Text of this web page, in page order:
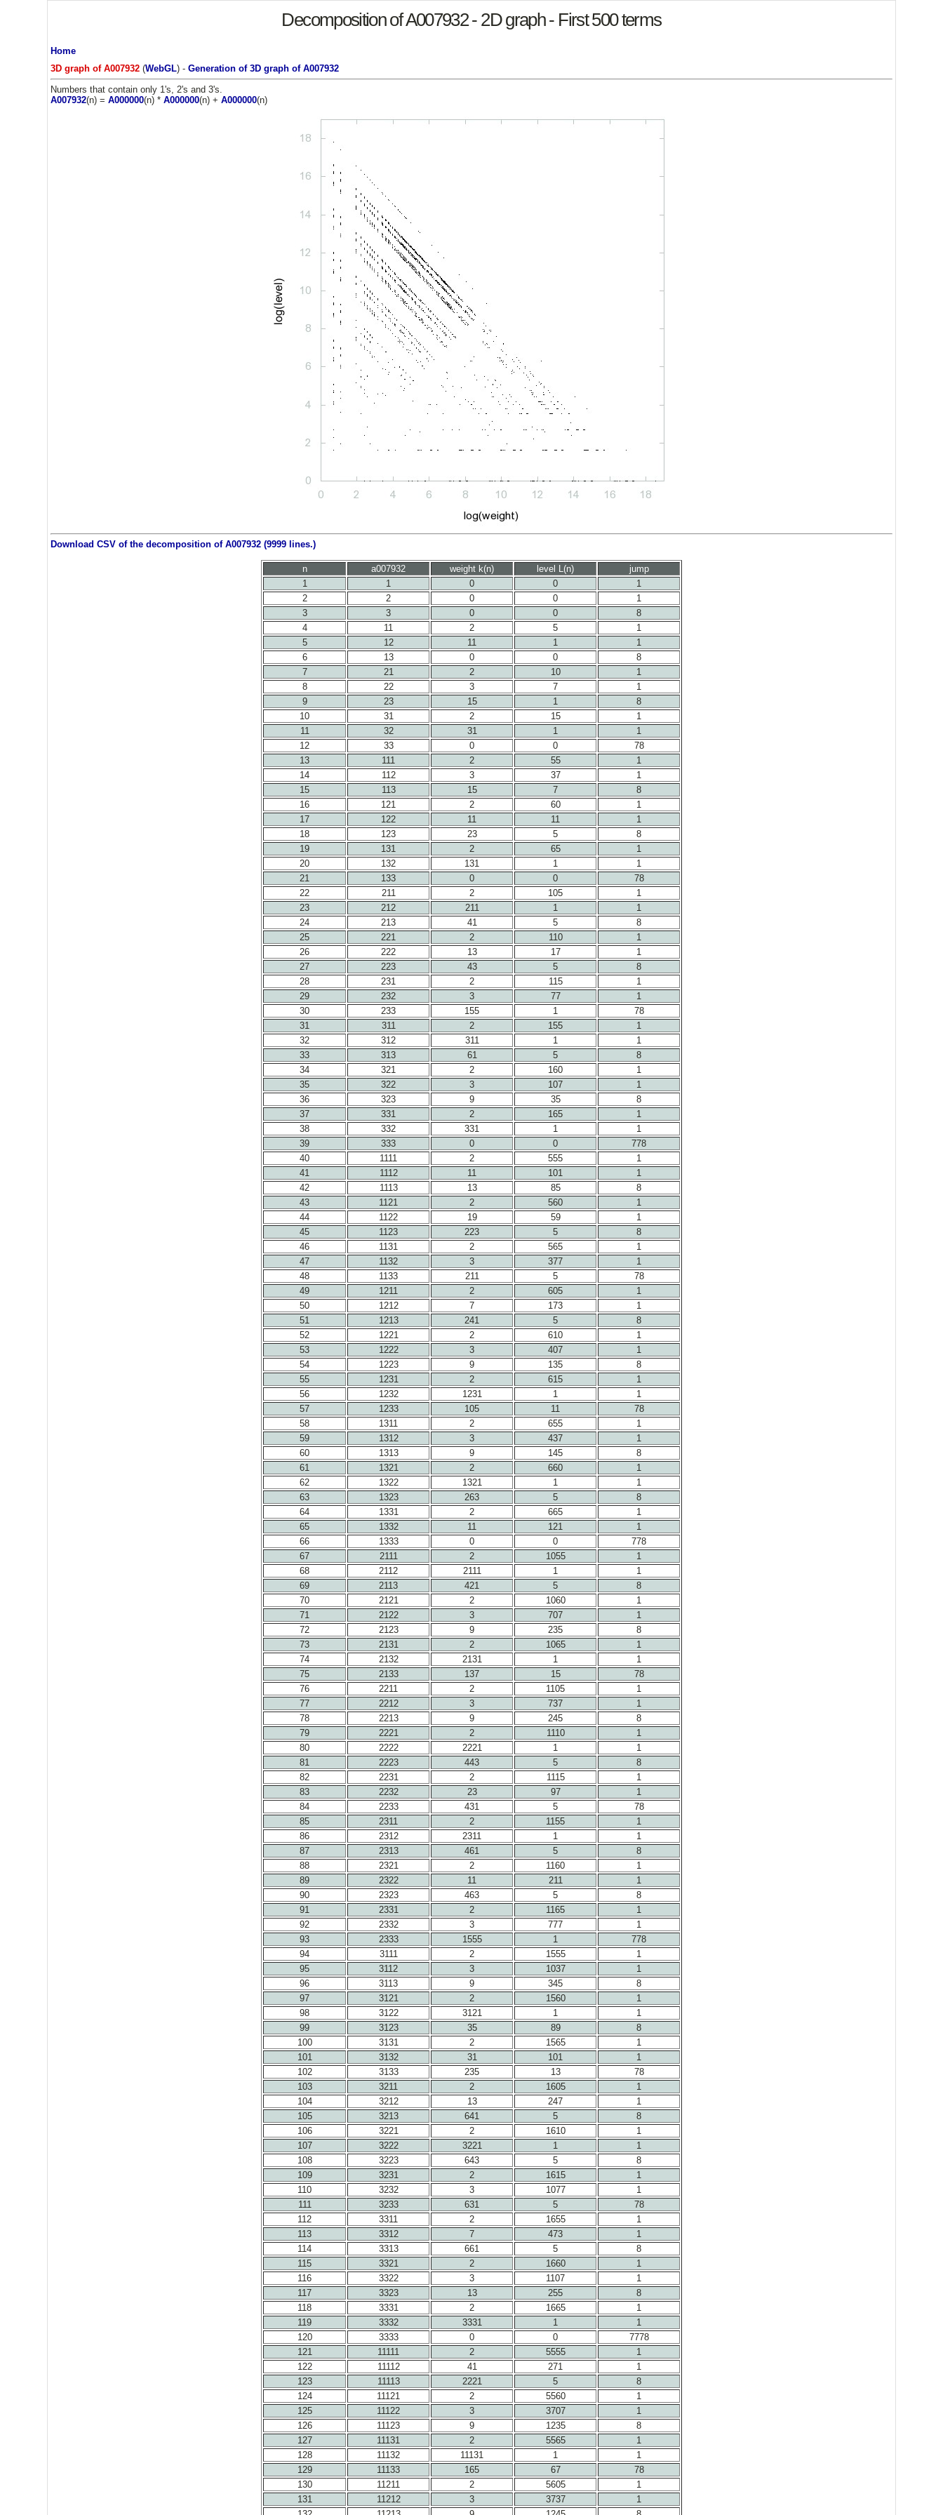
Decomposition of A007932 - 2D graph - First 500 terms
Home
3D graph of A007932 (WebGL) - Generation of 3D graph of A007932
Numbers that contain only 1's, 2's and 3's.
A007932(n) = A000000(n) * A000000(n) + A000000(n)
Download CSV of the decomposition of A007932 (9999 lines.)
n a007932 weight k(n) level L(n)
jump
1
1 0 0
1
2
2 0 0
1
3
3 0 0
8
4
11 2 5
1
5
12 11 1
1
6
13 0 0
8
7
21 2 10
1
8
22 3 7
1
9
23 15 1
8
10
31 2 15
1
11
32 31 1
1
12
33 0 0
78
13
111 2 55
1
14
112 3 37
1
15
113 15 7
8
16
121 2 60
1
17
122 11 11
1
18
123 23 5
8
19
131 2 65
1
20
132 131 1
1
21
133 0 0
78
22
211 2 105
1
23
212 211 1
1
24
213 41 5
8
25
221 2 110
1
26
222 13 17
1
27
223 43 5
8
28
231 2 115
1
29
232 3 77
1
30
233 155 1
78
31
311 2 155
1
32
312 311 1
1
33
313 61 5
8
34
321 2 160
1
35
322 3 107
1
36
323 9 35
8
37
331 2 165
1
38
332 331 1
1
39
333 0 0
778
40
1111 2 555
1
41
1112 11 101
1
42
1113 13 85
8
43
1121 2 560
1
44
1122 19 59
1
45
1123 223 5
8
46
1131 2 565
1
47
1132 3 377
1
48
1133 211 5
78
49
1211 2 605
1
50
1212 7 173
1
51
1213 241 5
8
52
1221 2 610
1
53
1222 3 407
1
54
1223 9 135
8
55
1231 2 615
1
56
1232 1231 1
1
57
1233 105 11
78
58
1311 2 655
1
59
1312 3 437
1
60
1313 9 145
8
61
1321 2 660
1
62
1322 1321 1
1
63
1323 263 5
8
64
1331 2 665
1
65
1332 11 121
1
66
1333 0 0
778
67
2111 2 1055
1
68
2112 2111 1
1
69
2113 421 5
8
70
2121 2 1060
1
71
2122 3 707
1
72
2123 9 235
8
73
2131 2 1065
1
74
2132 2131 1
1
75
2133 137 15
78
76
2211 2 1105
1
77
2212 3 737
1
78
2213 9 245
8
79
2221 2 1110
1
80
2222 2221 1
1
81
2223 443 5
8
82
2231 2 1115
1
83
2232 23 97
1
84
2233 431 5
78
85
2311 2 1155
1
86
2312 2311 1
1
87
2313 461 5
8
88
2321 2 1160
1
89
2322 11 211
1
90
2323 463 5
8
91
2331 2 1165
1
92
2332 3 777
1
93
2333 1555 1
778
94
3111 2 1555
1
95
3112 3 1037
1
96
3113 9 345
8
97
3121 2 1560
1
98
3122 3121 1
1
99
3123 35 89
8
100
3131 2 1565
1
101
3132 31 101
1
102
3133 235 13
78
103
3211 2 1605
1
104
3212 13 247
1
105
3213 641 5
8
106
3221 2 1610
1
107
3222 3221 1
1
108
3223 643 5
8
109
3231 2 1615
1
110
3232 3 1077
1
111
3233 631 5
78
112
3311 2 1655
1
113
3312 7 473
1
114
3313 661 5
8
115
3321 2 1660
1
116
3322 3 1107
1
117
3323 13 255
8
118
3331 2 1665
1
119
3332 3331 1
1
120
3333 0 0
7778
121
11111 2 5555
1
122
11112 41 271
1
123
11113 2221 5
8
124
11121 2 5560
1
125
11122 3 3707
1
126
11123 9 1235
8
127
11131 2 5565
1
128
11132 11131 1
1
129
11133 165 67
78
130
11211 2 5605
1
131
11212 3 3737
1